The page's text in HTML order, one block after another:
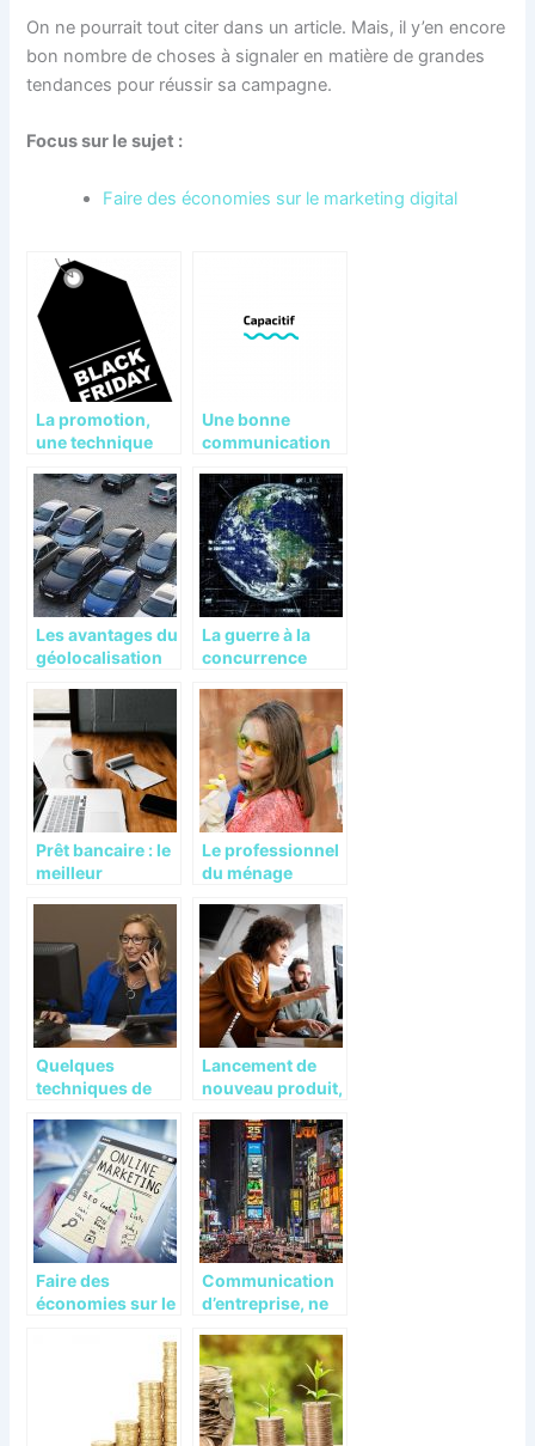
On ne pourrait tout citer dans un article. Mais, il y’en encore
bon nombre de choses à signaler en matière de grandes
tendances pour réussir sa campagne.
Focus sur le sujet :
Faire des économies sur le marketing digital
La promotion,
une technique
ses preuves
Une bonne
communication
votre entreprise
Les avantages du
géolocalisation
du transport
La guerre à la
concurrence
création de votre
site e-commerce
Prêt bancaire : le
meilleur
pour votre projet
Le professionnel
du ménage
vous
Quelques
techniques de
commercial doit
connaître
Lancement de
nouveau produit,
marketing adapté
Faire des
économies sur le
Communication
d’entreprise, ne
pas uniquement
sur le web